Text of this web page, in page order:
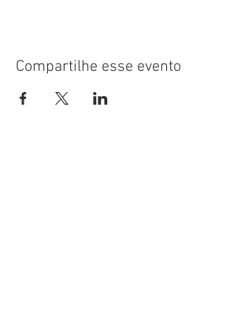
Compartilhe esse evento